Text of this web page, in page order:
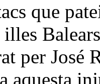
que
per José
aquesta